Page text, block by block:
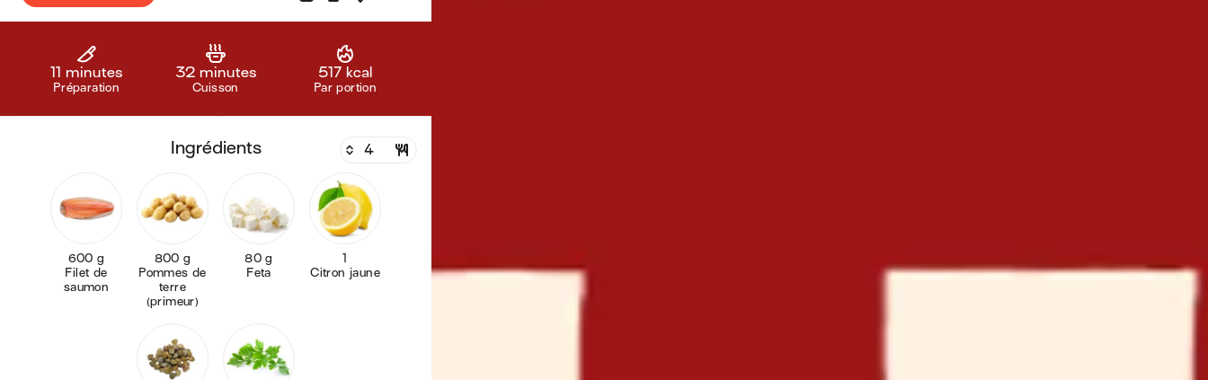
11 minutes
Préparation
32 minutes
Cuisson
517 kcal
Par portion
ingrédients
600 g
Filet de
saumon
800 g
Pommes de
terre
(primeur)
80 g
Feta
1
Citron jaune